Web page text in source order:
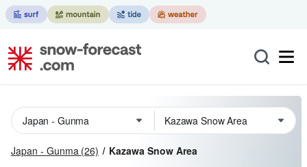
Japan - Gunma (26) Kazawa Snow Area